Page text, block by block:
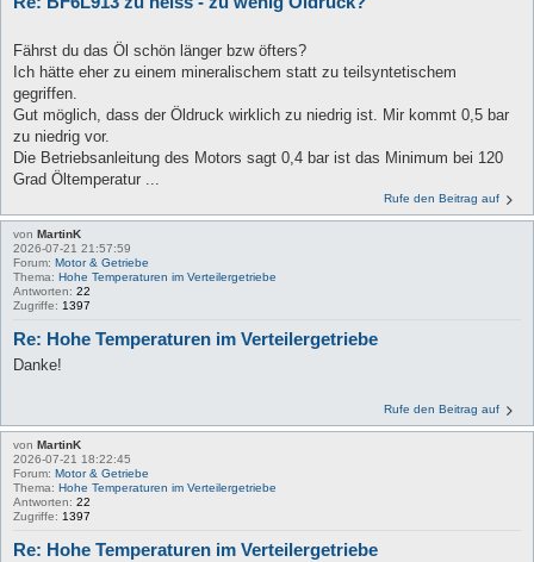
Fährst du das Öl schön länger bzw öfters?
Ich hätte eher zu einem mineralischem statt zu teilsyntetischem
gegriffen.
Gut möglich, dass der Öldruck wirklich zu niedrig ist. Mir kommt 0,5 bar
zu niedrig vor.
Die Betriebsanleitung des Motors sagt 0,4 bar ist das Minimum bei 120
Grad Öltemperatur ...
Rufe den Beitrag auf
von MartinK
2026-07-21 21:57:59
Forum: Motor & Getriebe
Thema: Hohe Temperaturen im Verteilergetriebe
Antworten: 22
Zugriffe: 1397
Re: Hohe Temperaturen im Verteilergetriebe
Danke!
Rufe den Beitrag auf
von MartinK
2026-07-21 18:22:45
Forum: Motor & Getriebe
Thema: Hohe Temperaturen im Verteilergetriebe
Antworten: 22
Zugriffe: 1397
Re: Hohe Temperaturen im Verteilergetriebe